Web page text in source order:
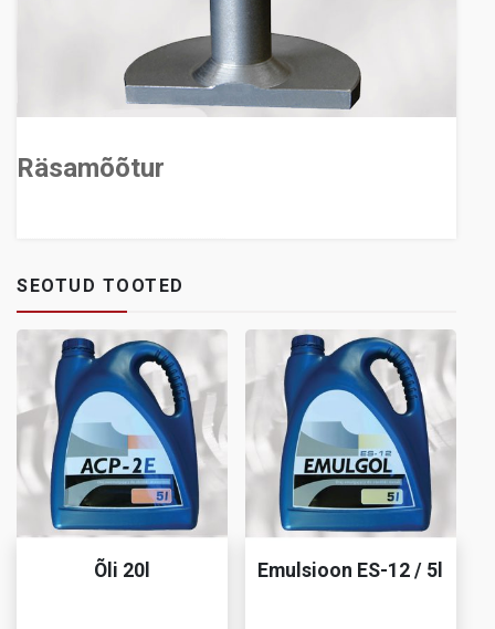
Räsamõõtur
SEOTUD TOOTED
Õli 20l Emulsioon ES-12 / 5l